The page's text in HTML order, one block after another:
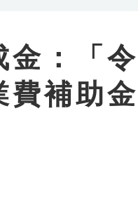
金：「
費補助